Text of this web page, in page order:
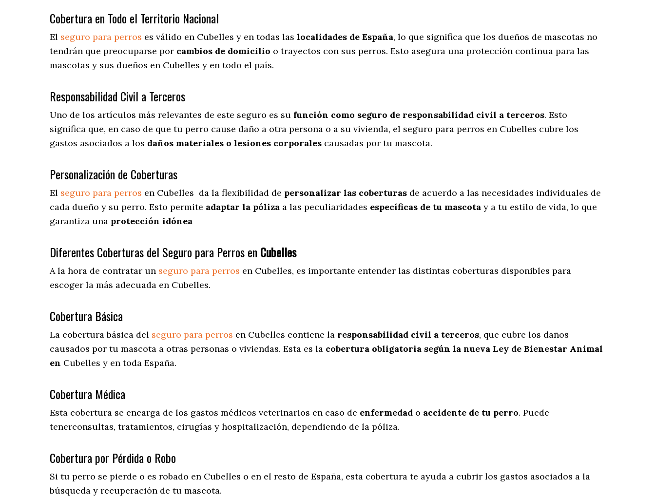
Cobertura en Todo el Territorio Nacional
El seguro para perros es válido en Cubelles y en todas las localidades de España, lo que significa que los dueños de mascotas no
tendrán que preocuparse por cambios de domicilio o trayectos con sus perros. Esto asegura una protección continua para las
mascotas y sus dueños en Cubelles y en todo el país.
Responsabilidad Civil a Terceros
Uno de los artículos más relevantes de este seguro es su función como seguro de responsabilidad civil a terceros. Esto
significa que, en caso de que tu perro cause daño a otra persona o a su vivienda, el seguro para perros en Cubelles cubre los
gastos asociados a los daños materiales o lesiones corporales causadas por tu mascota.
Personalización de Coberturas
El seguro para perros en Cubelles da la flexibilidad de personalizar las coberturas de acuerdo a las necesidades individuales de
cada dueño y su perro. Esto permite adaptar la póliza a las peculiaridades específicas de tu mascota y a tu estilo de vida, lo que
garantiza una protección idónea
Diferentes Coberturas del Seguro para Perros en Cubelles
A la hora de contratar un seguro para perros en Cubelles, es importante entender las distintas coberturas disponibles para
escoger la más adecuada en Cubelles.
Cobertura Básica
La cobertura básica del seguro para perros en Cubelles contiene la responsabilidad civil a terceros, que cubre los daños
causados por tu mascota a otras personas o viviendas. Esta es la cobertura obligatoria según la nueva Ley de Bienestar Animal
en Cubelles y en toda España.
Cobertura Médica
Esta cobertura se encarga de los gastos médicos veterinarios en caso de enfermedad o accidente de tu perro. Puede
tenerconsultas, tratamientos, cirugías y hospitalización, dependiendo de la póliza.
Cobertura por Pérdida o Robo
Si tu perro se pierde o es robado en Cubelles o en el resto de España, esta cobertura te ayuda a cubrir los gastos asociados a la
búsqueda y recuperación de tu mascota.